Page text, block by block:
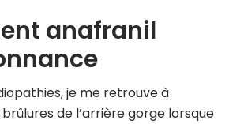
anafranil
je me retrouve à
de l’arrière gorge lorsque